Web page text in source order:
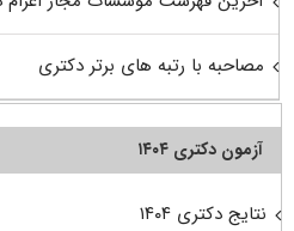
مصاحبه با رتبه های برتر دکتری
آزمون دکتری ۱۴۰۴
نتایج دکتری ۱۴۰۴